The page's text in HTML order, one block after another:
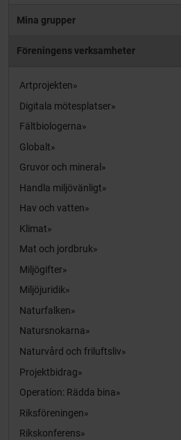
Mina grupper
Föreningens verksamheter
Artprojekten
Digitala mötesplatser
Fältbiologerna
Globalt
Gruvor och mineral
Handla miljövänligt
Hav och vatten
Klimat
Mat och jordbruk
Miljögifter
Miljöjuridik
Naturfalken
Natursnokarna
Naturvård och friluftsliv
Projektbidrag
Operation: Rädda bina
Riksföreningen
Rikskonferens